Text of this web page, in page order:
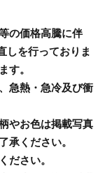
の価格高騰に伴
しを行っておりま
す。
急熱・急冷及び衝
やお色は掲載写真
承ください。
ださい。